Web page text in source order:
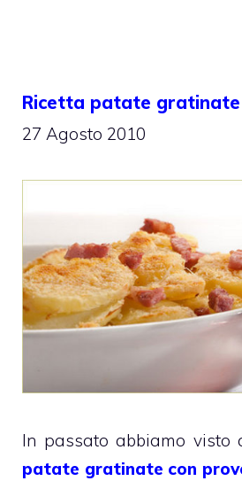
Ricetta patate gratinate
27 Agosto 2010
In passato abbiamo visto
patate gratinate con